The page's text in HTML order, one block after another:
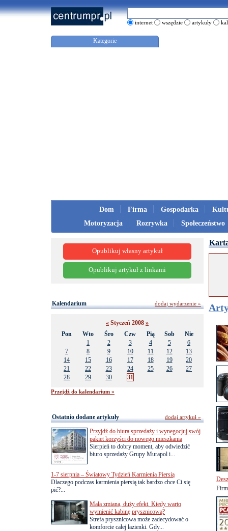
internet wszędzie artykuły
Kategorie
Dom Firma Gospodarka
Motoryzacja
Rozrywka Społeczeństwo
Opublikuj własny artykuł
Opublikuj artykuł z linkami
Kalendarium
« Styczeń 2008 »
Pon
Wto Śro Czw Pią Sob
Nie
1
2 3 4 5
6
7
8 9 10 11 12
13
14
15 16 17 18 19
20
21
22 23 24 25 26
27
28
29 30 31
Przejdź do kalendarium »
dodaj wydarzenie »
Ostatnio dodane artykuły
Przyjdź do biura sprzedaży i wynegocjuj swój
pakiet korzyści do nowego mieszkania
Sierpień to dobry moment, aby odwiedzić
biuro sprzedaży Grupy Murapol i...
1-7 sierpnia – Światowy Tydzień Karmienia Piersią
Dlaczego podczas karmienia piersią tak bardzo chce Ci się
pić?...
Mała zmiana, duży efekt. Kiedy warto
wymienić kabinę prysznicową?
Strefa prysznicowa może zadecydować o
komforcie całej łazienki. Gdy...
dodaj artykuł »